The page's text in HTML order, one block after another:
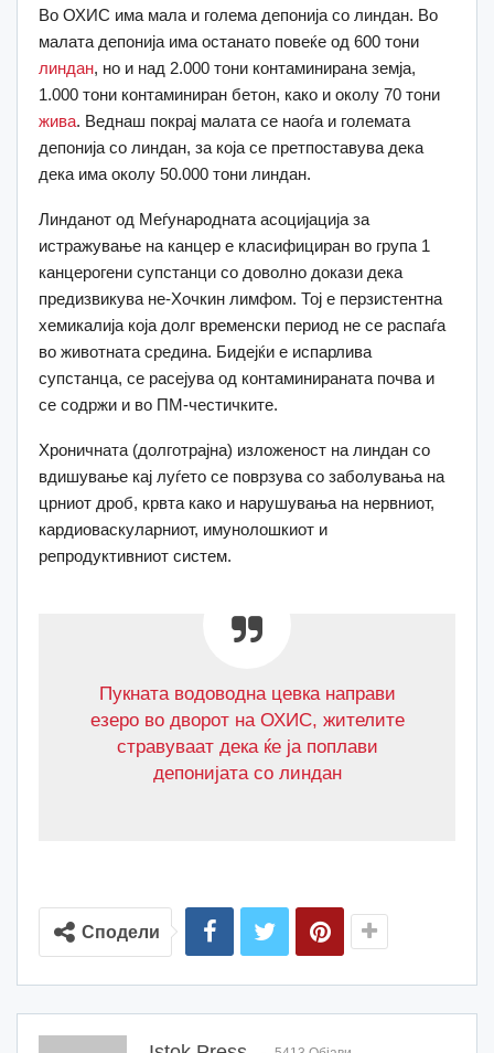
Во ОХИС има мала и голема депонија со линдан. Во
малата депонија има останато повеќе од 600 тони
линдан, но и над 2.000 тони контаминирана земја,
1.000 тони контаминиран бетон, како и околу 70 тони
жива. Веднаш покрај малата се наоѓа и големата
депонија со линдан, за која се претпоставува дека
дека има околу 50.000 тони линдан.
Линданот од Меѓународната асоцијација за
истражување на канцер е класифициран во група 1
канцерогени супстанци со доволно докази дека
предизвикува не-Хочкин лимфом. Тој е перзистентна
хемикалија која долг временски период не се распаѓа
во животната средина. Бидејќи е испарлива
супстанца, се расејува од контаминираната почва и
се содржи и во ПМ-честичките.
Хроничната (долготрајна) изложеност на линдан со
вдишување кај луѓето се поврзува со заболувања на
црниот дроб, крвта како и нарушувања на нервниот,
кардиоваскуларниот, имунолошкиот и
репродуктивниот систем.
Пукната водоводна цевка направи
езеро во дворот на ОХИС, жителите
стравуваат дека ќе ја поплави
депонијата со линдан
Сподели